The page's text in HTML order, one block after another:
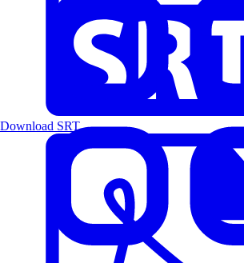
Download SRT